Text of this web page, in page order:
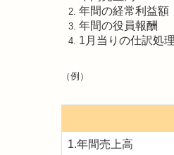
年間の経常利益額
年間の役員報酬
1月当りの仕訳処
（例）
1.年間売上高